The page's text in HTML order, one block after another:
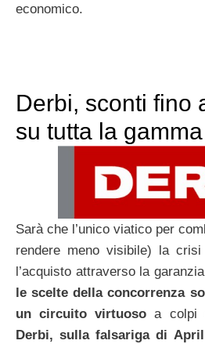
economico.
Derbi, sconti fino
su tutta la gamma
Sarà che l’unico viatico per
rendere meno visibile) la
l’acquisto attraverso la
le scelte della concorrenza
un circuito virtuosoa colpi
Derbi, sulla falsariga di